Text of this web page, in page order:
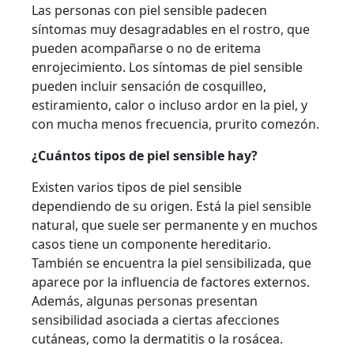
Las personas con piel sensible padecen
síntomas muy desagradables en el rostro, que
pueden acompañarse o no de eritema
enrojecimiento. Los síntomas de piel sensible
pueden incluir sensación de cosquilleo,
estiramiento, calor o incluso ardor en la piel, y
con mucha menos frecuencia, prurito comezón.
¿Cuántos tipos de piel sensible hay?
Existen varios tipos de piel sensible
dependiendo de su origen. Está la piel sensible
natural, que suele ser permanente y en muchos
casos tiene un componente hereditario.
También se encuentra la piel sensibilizada, que
aparece por la influencia de factores externos.
Además, algunas personas presentan
sensibilidad asociada a ciertas afecciones
cutáneas, como la dermatitis o la rosácea.